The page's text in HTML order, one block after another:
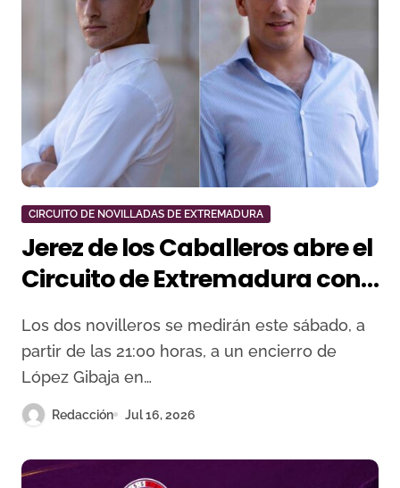
CIRCUITO DE NOVILLADAS DE EXTREMADURA
Jerez de los Caballeros abre el
Circuito de Extremadura con
Gutiérrez y Pepe Martínez
Los dos novilleros se medirán este sábado, a
partir de las 21:00 horas, a un encierro de
López Gibaja en…
Redacción Jul 16, 2026